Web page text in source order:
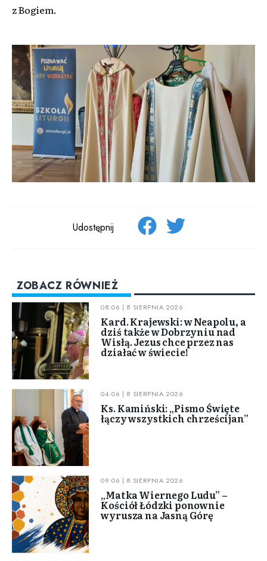
z Bogiem.
Udostępnij
ZOBACZ RÓWNIEŻ
08:06 | 8 SIERPNIA 2026
Kard. Krajewski: w Neapolu, a
dziś także w Dobrzyniu nad
Wisłą. Jezus chce przez nas
działać w świecie!
04:06 | 8 SIERPNIA 2026
Ks. Kamiński: „Pismo Święte
łączy wszystkich chrześcijan”
09:06 | 8 SIERPNIA 2026
„Matka Wiernego Ludu” –
Kościół Łódzki ponownie
wyrusza na Jasną Górę